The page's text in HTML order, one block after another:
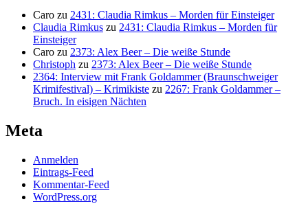
Caro zu 2431: Claudia Rimkus – Morden für Einsteiger
Claudia Rimkus zu 2431: Claudia Rimkus – Morden für
Einsteiger
Caro zu 2373: Alex Beer – Die weiße Stunde
Christoph zu 2373: Alex Beer – Die weiße Stunde
2364: Interview mit Frank Goldammer (Braunschweiger
Krimifestival) – Krimikiste zu 2267: Frank Goldammer –
Bruch. In eisigen Nächten
Meta
Anmelden
Eintrags-Feed
Kommentar-Feed
WordPress.org